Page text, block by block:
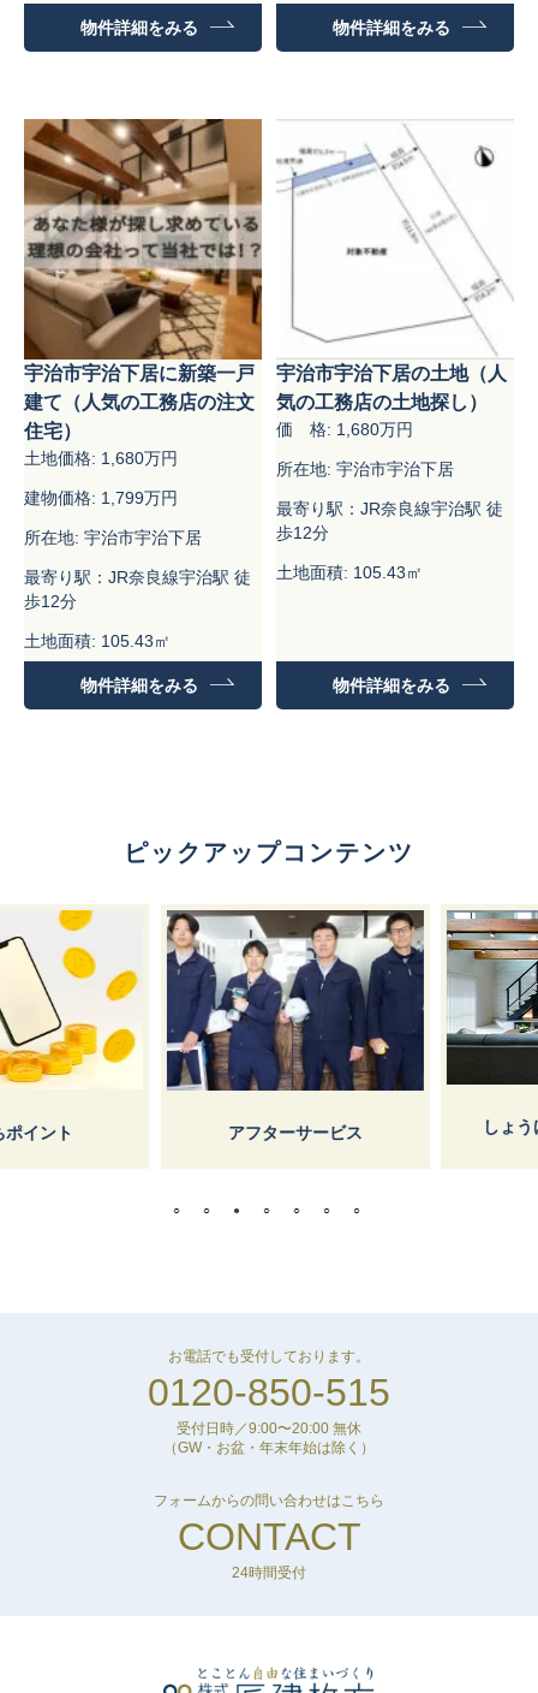
建物面積: 92.56㎡
物件詳細をみる 物件詳細をみる
宇治市宇治下居に新築一戸
建て（人気の工務店の注文
住宅）
土地価格: 1,680万円
建物価格: 1,799万円
所在地: 宇治市宇治下居
最寄り駅：JR奈良線宇治駅 徒
歩12分
土地面積: 105.43㎡
建物面積: 99.18㎡
物件詳細をみる
宇治市宇治下居の土地（人
気の工務店の土地探し）
価 格: 1,680万円
所在地: 宇治市宇治下居
最寄り駅：JR奈良線宇治駅 徒
歩12分
土地面積: 105.43㎡
物件詳細をみる
ピックアップコンテンツ
ント アフターサービス しょうけ
お電話でも受付しております。
0120-850-515
受付日時／9:00〜20:00 無休
（GW・お盆・年末年始は除く）
フォームからの問い合わせはこちら
CONTACT
24時間受付